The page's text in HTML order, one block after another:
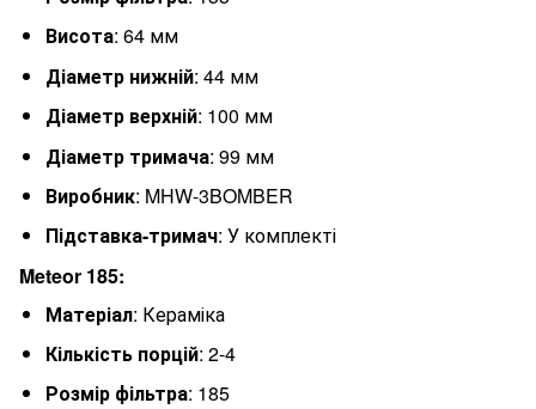
Висота: 64 мм
Діаметр нижній: 44 мм
Діаметр верхній: 100 мм
Діаметр тримача: 99 мм
Виробник: MHW-3BOMBER
Підставка-тримач: У комплекті
Meteor 185:
Матеріал: Кераміка
Кількість порцій: 2-4
Розмір фільтра: 185